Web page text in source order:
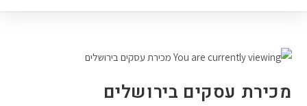
מכירת עסקים בירושלים